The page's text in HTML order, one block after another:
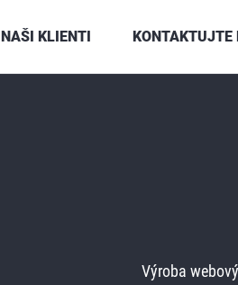
NAŠI KLIENTI KONTAKTUJTE
Výroba